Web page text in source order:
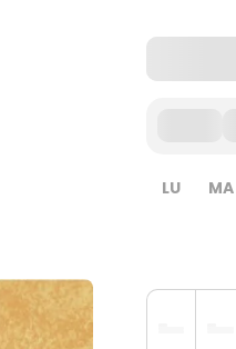
LU MA